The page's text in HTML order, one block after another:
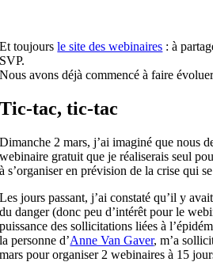
Et toujoursle site des webinaires : à
SVP.
Nous avons déjà commencé à faire
Tic-tac, tic-tac
Dimanche 2 mars, j’ai imaginé que nous
webinaire gratuit que je réaliserais seul
à s’organiser en prévision de la crise qui
Les jours passant, j’ai constaté qu’il y
du danger (donc peu d’intérêt pour le
puissance des sollicitations liées à
la personne d’Anne Van Gaver, m’a
mars pour organiser 2 webinaires à 15